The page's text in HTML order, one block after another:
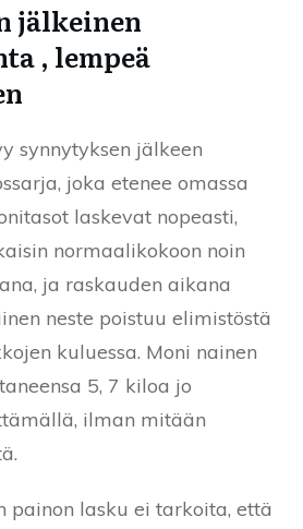
jälkeinen
, lempeä
synnytyksen jälkeen
joka etenee omassa
laskevat nopeasti,
normaalikokoon noin
ja raskauden aikana
neste poistuu elimistöstä
kuluessa. Moni nainen
5, 7 kiloa jo
ilman mitään
painon lasku ei tarkoita, että